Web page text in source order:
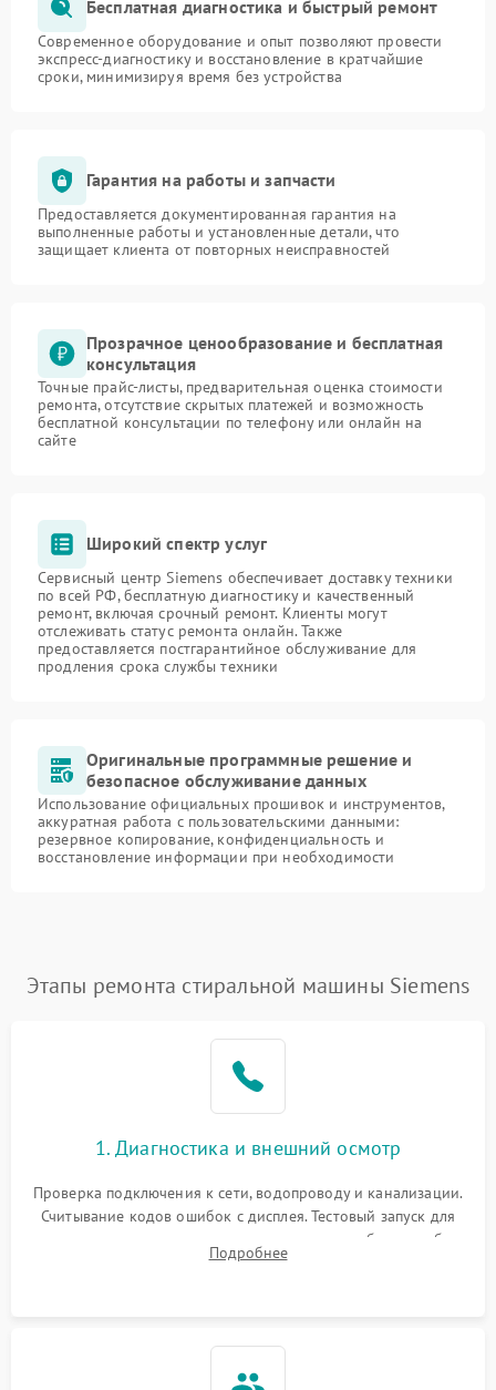
Бесплатная диагностика и быстрый ремонт
Современное оборудование и опыт позволяют провести
экспресс-диагностику и восстановление в кратчайшие
сроки, минимизируя время без устройства
Гарантия на работы и запчасти
Предоставляется документированная гарантия на
выполненные работы и установленные детали, что
защищает клиента от повторных неисправностей
Прозрачное ценообразование и бесплатная
консультация
Точные прайс-листы, предварительная оценка стоимости
ремонта, отсутствие скрытых платежей и возможность
бесплатной консультации по телефону или онлайн на
сайте
Широкий спектр услуг
Сервисный центр Siemens обеспечивает доставку техники
по всей РФ, бесплатную диагностику и качественный
ремонт, включая срочный ремонт. Клиенты могут
отслеживать статус ремонта онлайн. Также
предоставляется постгарантийное обслуживание для
продления срока службы техники
Оригинальные программные решение и
безопасное обслуживание данных
Использование официальных прошивок и инструментов,
аккуратная работа с пользовательскими данными:
резервное копирование, конфиденциальность и
восстановление информации при необходимости
Этапы ремонта стиральной машины Siemens
1. Диагностика и внешний осмотр
Проверка подключения к сети, водопроводу и канализации.
Считывание кодов ошибок с дисплея. Тестовый запуск для
выявления посторонних шумов, протечек или сбоев в работе
электронного модуля управления.
Подробнее